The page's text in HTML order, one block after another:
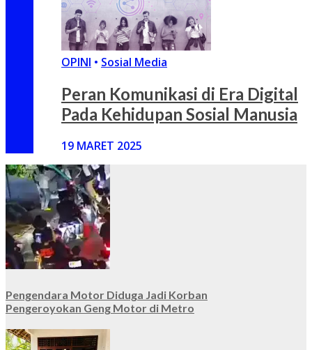
OPINI • Sosial Media
Peran Komunikasi di Era Digital
Pada Kehidupan Sosial Manusia
19 MARET 2025
Pengendara Motor Diduga Jadi Korban
Pengeroyokan Geng Motor di Metro